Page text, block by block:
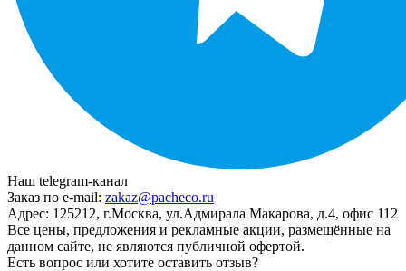
Наш telegram-канал
Заказ по e-mail: zakaz@pacheco.ru
Адрес: 125212, г.Москва, ул.Адмирала Макарова, д.4, офис 112
Все цены, предложения и рекламные акции, размещённые на
данном сайте, не являются публичной офертой.
Есть вопрос или хотите оставить отзыв?